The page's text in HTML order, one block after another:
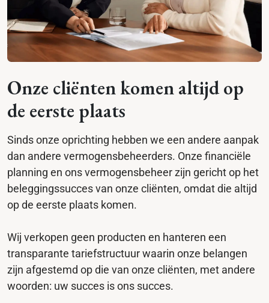
Onze cliënten komen altijd op
de eerste plaats
Sinds onze oprichting hebben we een andere aanpak
dan andere vermogensbeheerders. Onze financiële
planning en ons vermogensbeheer zijn gericht op het
beleggingssucces van onze cliënten, omdat die altijd
op de eerste plaats komen.
Wij verkopen geen producten en hanteren een
transparante tariefstructuur waarin onze belangen
zijn afgestemd op die van onze cliënten, met andere
woorden: uw succes is ons succes.